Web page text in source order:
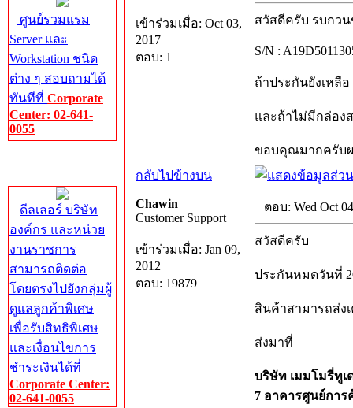
ศูนย์รวมแรม
Server และ
Workstation ชนิด
ต่าง ๆ สอบถามได้
ทันทีที่ Corporate
Center: 02-641-
0055
ดีลเลอร์ บริษัท
องค์กร และหน่วย
งานราชการ
สามารถติดต่อ
โดยตรงไปยังกลุ่มผู้
ดูแลลูกค้าพิเศษ
เพื่อรับสิทธิพิเศษ
และเงื่อนไขการ
ชำระเงินได้ที่
Corporate Center:
02-641-0055
เข้าร่วมเมื่อ: Oct 03,
2017
ตอบ: 1
สวัสดีครับ รบกวน
S/N :
ถ้าประกันยังเหลื
และถ้าไม่มีกล่อง
ขอบคุณมากครับ
กลับไปข้างบน
Chawin
Customer Support
เข้าร่วมเมื่อ: Jan 09,
2012
ตอบ: 19879
ตอบ: Wed Oct
สวัสดีครับ
ประกันหมดวันที่
สินค้าสามารถส่ง
ส่งมาที่
บริษัท เมมโมรี่ทูเ
7 อาคารศูนย์การ